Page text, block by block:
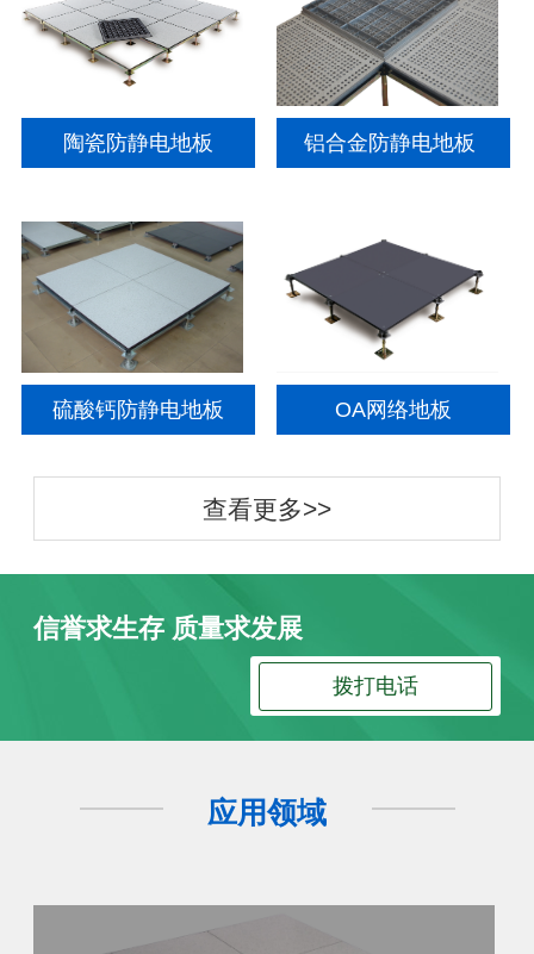
陶瓷防静电地板 铝合金防静电地板
硫酸钙防静电地板 OA网络地板
查看更多>>
信誉求生存 质量求发展
拨打电话
应用领域
防静电地板